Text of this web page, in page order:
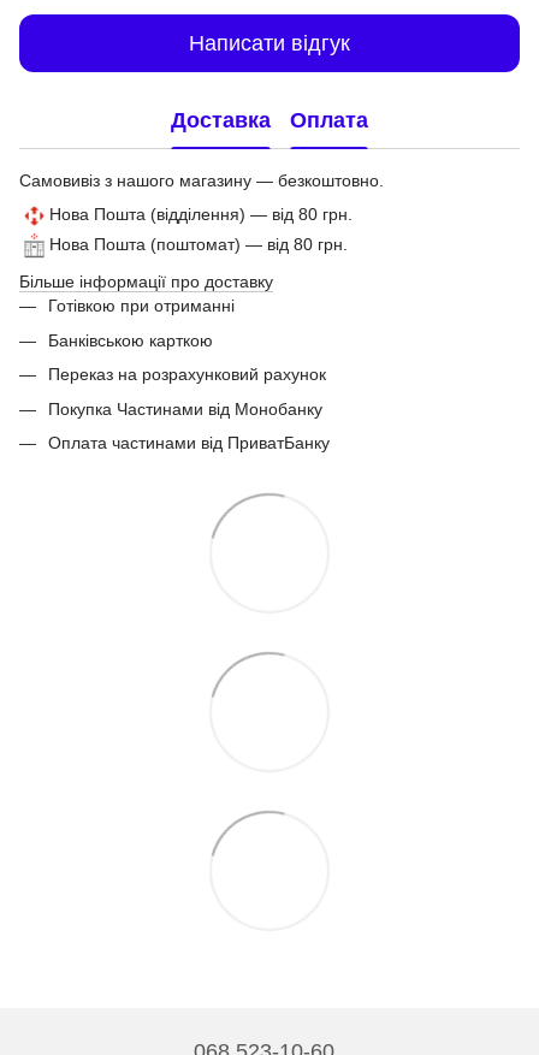
Написати відгук
Доставка Оплата
Самовивіз з нашого магазину — безкоштовно.
Нова Пошта (відділення) — від 80 грн.
Нова Пошта (поштомат) — від 80 грн.
Більше інформації про доставку
Готівкою при отриманні
Банківською карткою
Переказ на розрахунковий рахунок
Покупка Частинами від Монобанку
Оплата частинами від ПриватБанку